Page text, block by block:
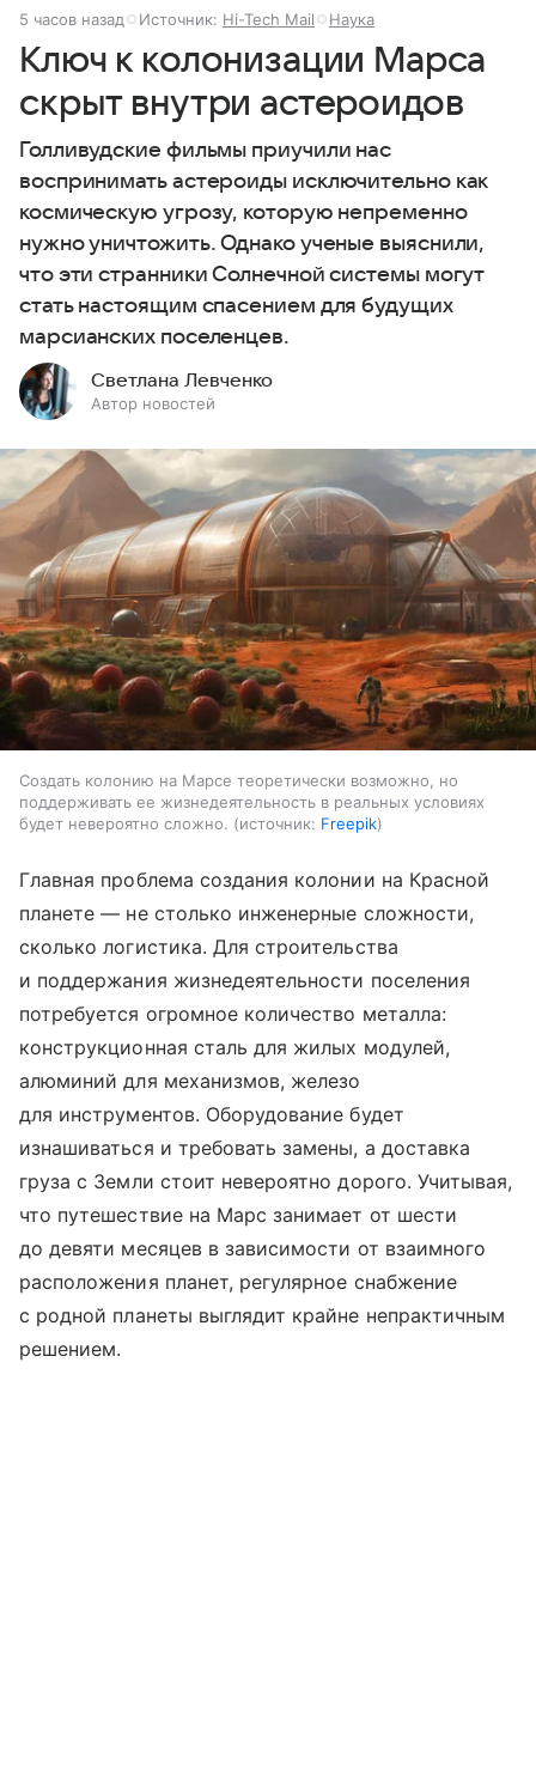
5 часов назад Источник: Hi-Tech Mail Наука
Ключ к колонизации Марса
скрыт внутри астероидов
Голливудские фильмы приучили нас
воспринимать астероиды исключительно как
космическую угрозу, которую непременно
нужно уничтожить. Однако ученые выяснили,
что эти странники Солнечной системы могут
стать настоящим спасением для будущих
марсианских поселенцев.
Светлана Левченко
Автор новостей
Создать колонию на Марсе теоретически возможно, но
поддерживать ее жизнедеятельность в реальных условиях
будет невероятно сложно.
источник: Freepik
Главная проблема создания колонии на Красной
планете — не столько инженерные сложности,
сколько логистика. Для строительства
и поддержания жизнедеятельности поселения
потребуется огромное количество металла:
конструкционная сталь для жилых модулей,
алюминий для механизмов, железо
для инструментов. Оборудование будет
изнашиваться и требовать замены, а доставка
груза с Земли стоит невероятно дорого. Учитывая,
что путешествие на Марс занимает от шести
до девяти месяцев в зависимости от взаимного
расположения планет, регулярное снабжение
с родной планеты выглядит крайне непрактичным
решением.